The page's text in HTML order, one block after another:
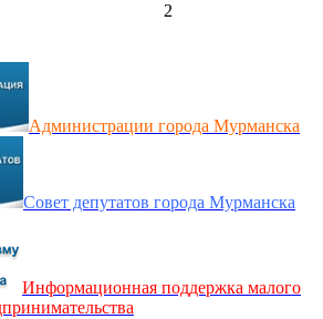
2
Администрации города Мурманска
Совет депутатов города Мурманска
Информационная поддержка малого